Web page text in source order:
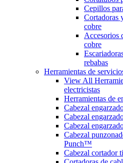
Cepillos
Cortadoras
cobre
Accesorios
cobre
rebabas
Herramientas de
View All
electricistas
Herramientas de
Cabezal
Cabezal
Cabezal
Cabezal
Punch™
Cabezal cortador